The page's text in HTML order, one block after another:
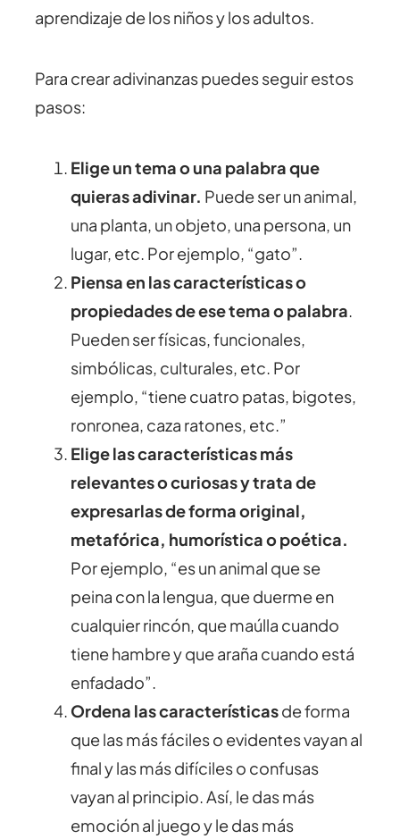
aprendizaje de los niños y los adultos.
Para crear adivinanzas puedes seguir estos
pasos:
Elige un tema o una palabra que
quieras adivinar. Puede ser un animal,
una planta, un objeto, una persona, un
lugar, etc. Por ejemplo, “gato”.
Piensa en las características o
propiedades de ese tema o palabra.
Pueden ser físicas, funcionales,
simbólicas, culturales, etc. Por
ejemplo, “tiene cuatro patas, bigotes,
ronronea, caza ratones, etc.”
Elige las características más
relevantes o curiosas y trata de
expresarlas de forma original,
metafórica, humorística o poética.
Por ejemplo, “es un animal que se
peina con la lengua, que duerme en
cualquier rincón, que maúlla cuando
tiene hambre y que araña cuando está
enfadado”.
Ordena las característicasde forma
que las más fáciles o evidentes vayan al
final y las más difíciles o confusas
vayan al principio. Así, le das más
emoción al juego y le das más